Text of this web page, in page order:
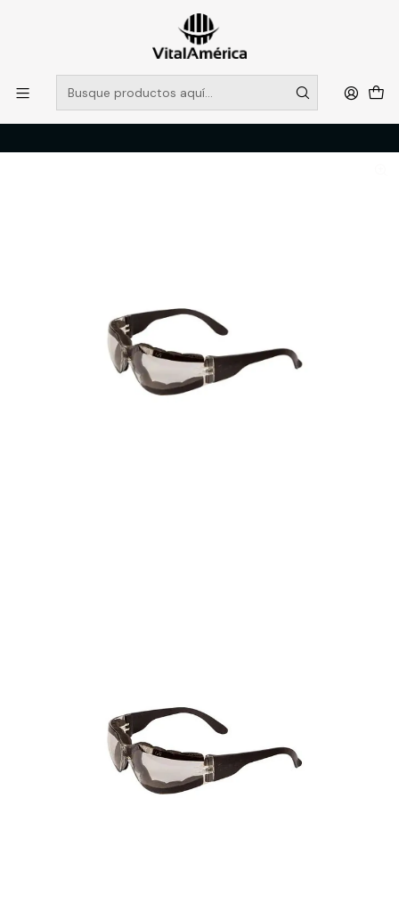
POR SISTEMA FRONTAL SOLO RETIROS EN TIENDA, DESDE
MUCHAS GRACIAS +569 5956 2237
Leer más
Inicio PROTECCION PERSONAL
LENTES
LENTE ECO PLUS TRANSPARENTE AF LIBUS